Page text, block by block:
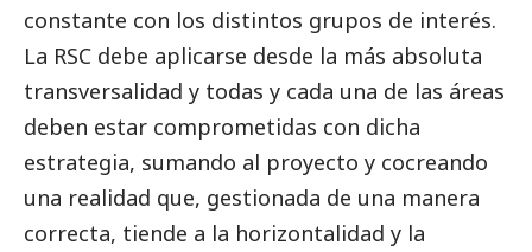
constante con los distintos grupos de interés.
La RSC debe aplicarse desde la más absoluta
transversalidad y todas y cada una de las áreas
deben estar comprometidas con dicha
estrategia, sumando al proyecto y cocreando
una realidad que, gestionada de una manera
correcta, tiende a la horizontalidad y la